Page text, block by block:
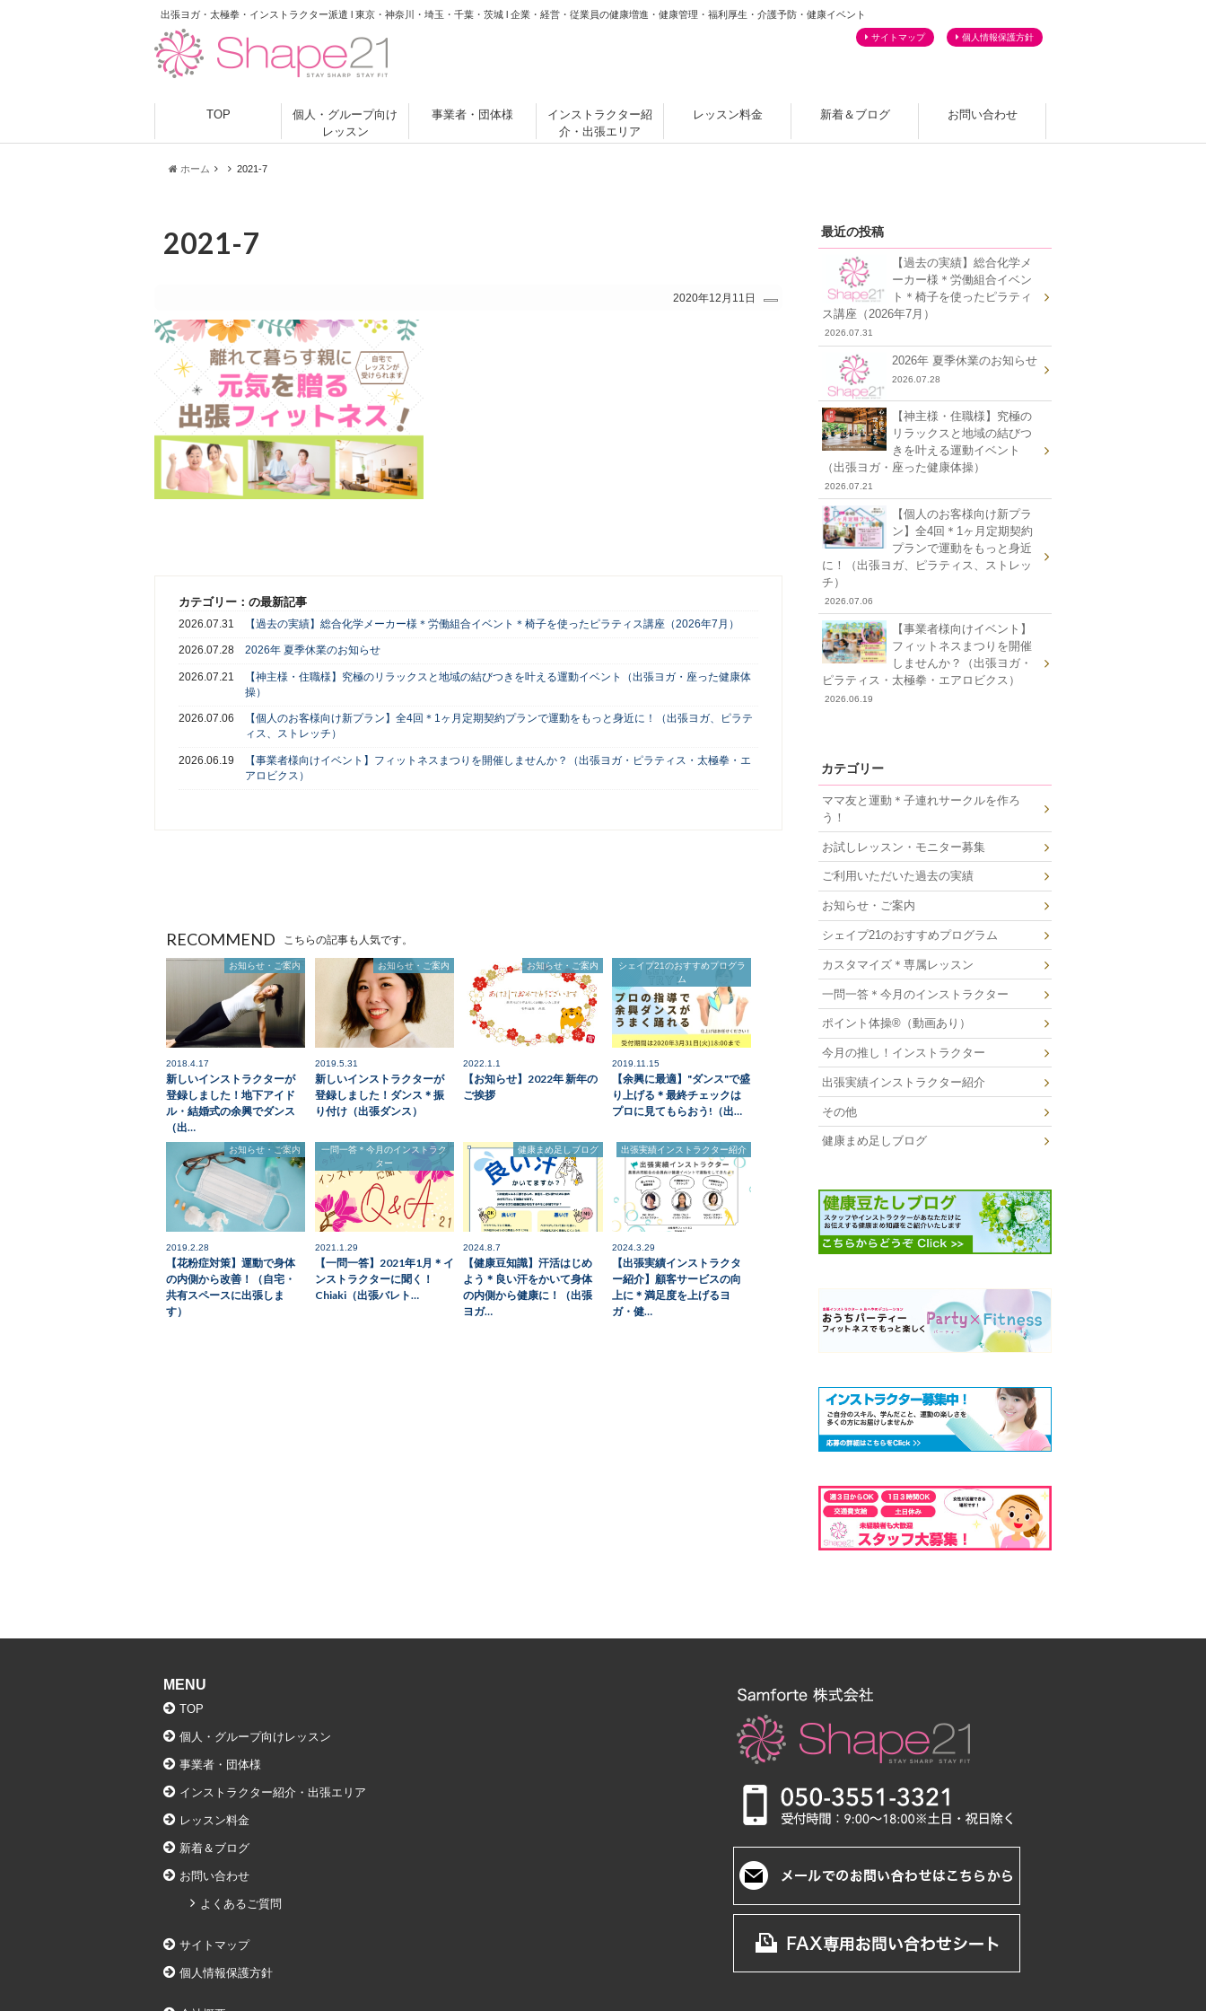
出張ヨガ・太極拳・インストラクター派遣 l 東京・神奈川・埼玉・千葉・茨城 l 企業・経営・従業員の健康増進・健康管理・福利厚生・介護予防・健康イベント
サイトマップ 個人情報保護方針
TOP
個人・グループ向け
レッスン
事業者・団体様
インストラクター紹
介・出張エリア
レッスン料金 新着＆ブログ お問い合わせ
ホーム 2021-7
2021-7
2020年12月11日
カテゴリー：の最新記事
2026.07.31 【過去の実績】総合化学メーカー様＊労働組合イベント＊椅子を使ったピラティス講座（2026年7月）
2026.07.28 2026年 夏季休業のお知らせ
2026.07.21
【神主様・住職様】究極のリラックスと地域の結びつきを叶える運動イベント（出張ヨガ・座った健康体
操）
2026.07.06
【個人のお客様向け新プラン】全4回＊1ヶ月定期契約プランで運動をもっと身近に！（出張ヨガ、ピラテ
ィス、ストレッチ）
2026.06.19
【事業者様向けイベント】フィットネスまつりを開催しませんか？（出張ヨガ・ピラティス・太極拳・エ
アロビクス）
RECOMMEND こちらの記事も人気です。
お知らせ・ご案内
2018.4.17
新しいインストラクターが
登録しました！地下アイド
ル・結婚式の余興でダンス
（出…
お知らせ・ご案内
2019.5.31
新しいインストラクターが
登録しました！ダンス＊振
り付け（出張ダンス）
お知らせ・ご案内
2022.1.1
【お知らせ】2022年 新年の
ご挨拶
シェイプ21のおすすめプログラ
ム
2019.11.15
【余興に最適】"ダンス"で盛
り上げる＊最終チェックは
プロに見てもらおう!（出…
お知らせ・ご案内
2019.2.28
【花粉症対策】運動で身体
の内側から改善！（自宅・
共有スペースに出張しま
す）
一問一答＊今月のインストラク
ター
2021.1.29
【一問一答】2021年1月＊イ
ンストラクターに聞く！
Chiaki（出張バレト…
健康まめ足しブログ
2024.8.7
【健康豆知識】汗活はじめ
よう＊良い汗をかいて身体
の内側から健康に！（出張
ヨガ…
出張実績インストラクター紹介
2024.3.29
【出張実績インストラクタ
ー紹介】顧客サービスの向
上に＊満足度を上げるヨ
ガ・健…
最近の投稿
【過去の実績】総合化学メ
ーカー様＊労働組合イベン
ト＊椅子を使ったピラティ
ス講座（2026年7月）
2026.07.31
2026年 夏季休業のお知らせ
2026.07.28
【神主様・住職様】究極の
リラックスと地域の結びつ
きを叶える運動イベント
（出張ヨガ・座った健康体操）
2026.07.21
【個人のお客様向け新プラ
ン】全4回＊1ヶ月定期契約
プランで運動をもっと身近
に！（出張ヨガ、ピラティス、ストレッ
チ）
2026.07.06
【事業者様向けイベント】
フィットネスまつりを開催
しませんか？（出張ヨガ・
ピラティス・太極拳・エアロビクス）
2026.06.19
カテゴリー
ママ友と運動＊子連れサークルを作ろ
う！
お試しレッスン・モニター募集
ご利用いただいた過去の実績
お知らせ・ご案内
シェイプ21のおすすめプログラム
カスタマイズ＊専属レッスン
一問一答＊今月のインストラクター
ポイント体操®（動画あり）
今月の推し！インストラクター
出張実績インストラクター紹介
その他
健康まめ足しブログ
MENU
TOP
個人・グループ向けレッスン
事業者・団体様
インストラクター紹介・出張エリア
レッスン料金
新着＆ブログ
お問い合わせ
よくあるご質問
サイトマップ
個人情報保護方針